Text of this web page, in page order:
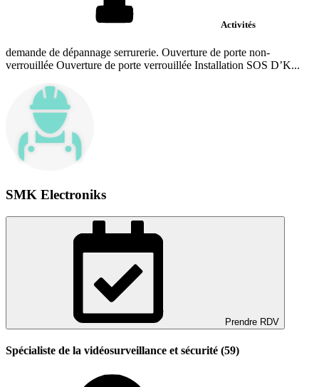
Activités
demande de dépannage serrurerie. Ouverture de porte non-
verrouillée Ouverture de porte verrouillée Installation SOS D’K...
SMK Electroniks
Prendre RDV
Spécialiste de la vidéosurveillance et sécurité (59)